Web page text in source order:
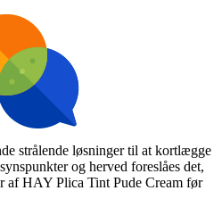
strålende løsninger til at kortlægge
og herved foreslåes det,
af HAY Plica Tint Pude Cream før